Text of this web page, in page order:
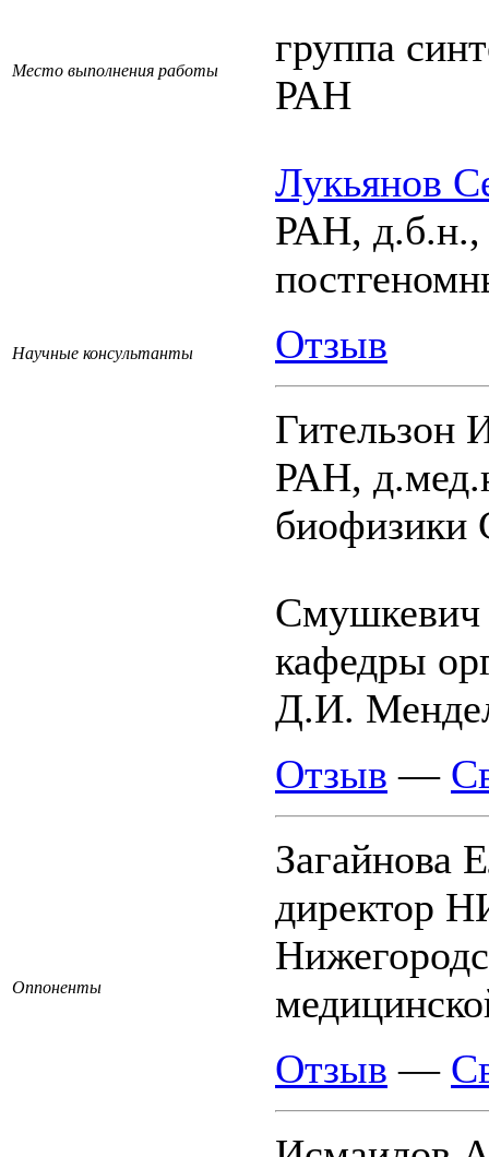
Место выполнения работы
группа
РАН
Научные консультанты
Лукьянов
РАН, д.б.н.,
Отзыв
Гительзон
РАН,
Оппоненты
кафедры
Д.И.
Отзыв —
Загайнова
директор
Отзыв —